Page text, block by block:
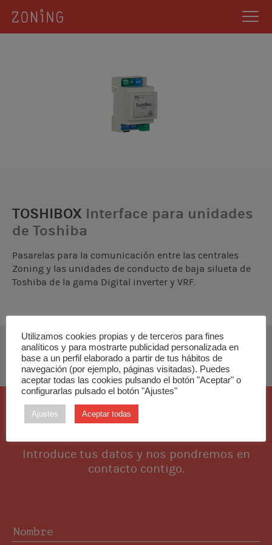
TOSHIBOX Interface para unidades
de Toshiba
Pasarelas para la comunicación entre las centrales
Zoning y las unidades de conducto de baja silueta de
Toshiba de la gama Digital inverter y VRF.
DESCARGAR MANUAL DE INSTALACIÓN
Quiero esta pieza
Introduce tus datos y nos pondremos en
contacto contigo.
Utilizamos cookies propias y de terceros para fines
analíticos y para mostrarte publicidad personalizada en
base a un perfil elaborado a partir de tus hábitos de
navegación (por ejemplo, páginas visitadas). Puedes
aceptar todas las cookies pulsando el botón "Aceptar" o
configurarlas pulsado el botón "Ajustes"
Ajustes Aceptar todas